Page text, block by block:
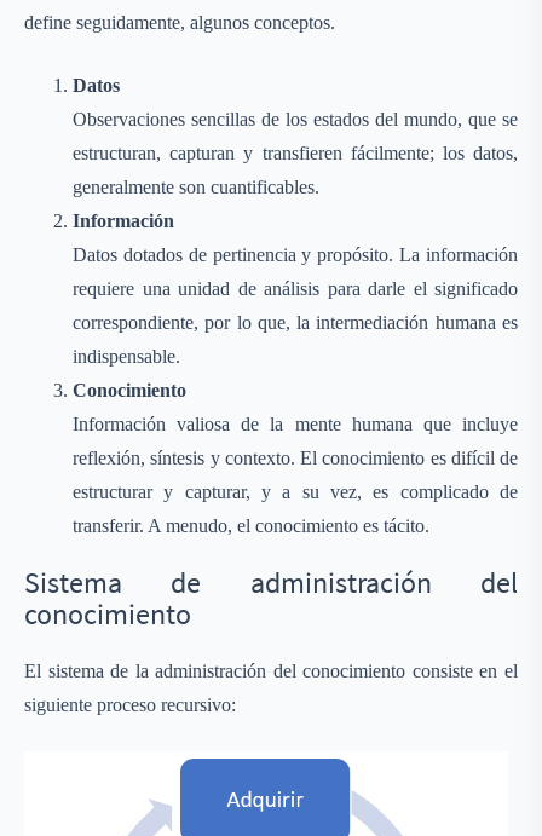
define seguidamente, algunos conceptos.
Datos
Observaciones sencillas de los estados del mundo, que se
estructuran, capturan y transfieren fácilmente; los datos,
generalmente son cuantificables.
Información
Datos dotados de pertinencia y propósito. La información
requiere una unidad de análisis para darle el significado
correspondiente, por lo que, la intermediación humana es
indispensable.
Conocimiento
Información valiosa de la mente humana que incluye
reflexión, síntesis y contexto. El conocimiento es difícil de
estructurar y capturar, y a su vez, es complicado de
transferir. A menudo, el conocimiento es tácito.
Sistema de administración del
conocimiento
El sistema de la administración del conocimiento consiste en el
siguiente proceso recursivo: